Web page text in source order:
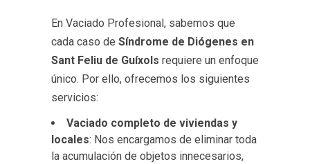
En Vaciado Profesional, sabemos que
cada caso de Síndrome de Diógenes en
Sant Feliu de Guíxols requiere un enfoque
único. Por ello, ofrecemos los siguientes
servicios:
Vaciado completo de viviendas y
locales: Nos encargamos de eliminar toda
la acumulación de objetos innecesarios,